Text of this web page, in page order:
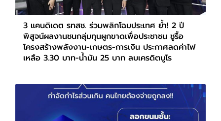
3 แคนดิเดต รทสช. ร่วมพลิกโฉมประเทศ ย้ำ! 2 ปี
พิสูจน์ผลงานชนกลุ่มทุนผูกขาดเพื่อประชาชน ชูรื้อ
โครงสร้างพลังงาน-เกษตร-การเงิน ประกาศลดค่าไฟ
เหลือ 3.30 บาท-น้ำมัน 25 บาท ลบเครดิตบูโร